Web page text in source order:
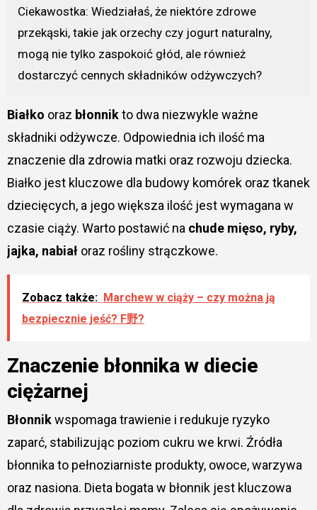
Ciekawostka: Wiedziałaś, że niektóre zdrowe
przekąski, takie jak orzechy czy jogurt naturalny,
mogą nie tylko zaspokoić głód, ale również
dostarczyć cennych składników odżywczych?
Białko oraz błonnikto dwa niezwykle ważne
składniki odżywcze. Odpowiednia ich ilość ma
znaczenie dla zdrowia matki oraz rozwoju dziecka.
Białko jest kluczowe dla budowy komórek oraz tkanek
dziecięcych, a jego większa ilość jest wymagana w
czasie ciąży. Warto postawić na chude mięso, ryby,
jajka, nabiałoraz rośliny strączkowe.
Zobacz także: Marchew w ciąży – czy można ją
bezpiecznie jeść? F野?
Znaczenie błonnika w diecie
ciężarnej
Błonnikwspomaga trawienie i redukuje ryzyko
zaparć, stabilizując poziom cukru we krwi. Źródła
błonnika to pełnoziarniste produkty, owoce, warzywa
oraz nasiona. Dieta bogata w błonnik jest kluczowa